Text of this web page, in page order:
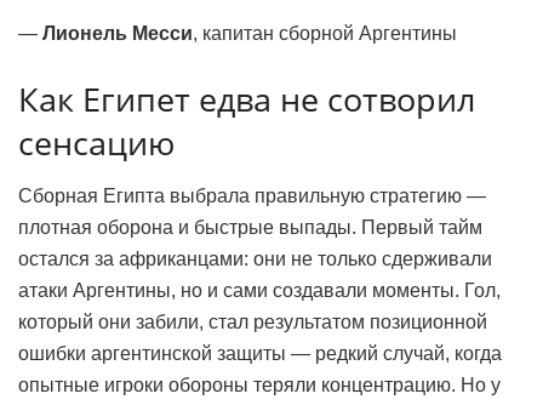
— Лионель Месси, капитан сборной Аргентины
Как Египет едва не сотворил
сенсацию
Сборная Египта выбрала правильную стратегию —
плотная оборона и быстрые выпады. Первый тайм
остался за африканцами: они не только сдерживали
атаки Аргентины, но и сами создавали моменты. Гол,
который они забили, стал результатом позиционной
ошибки аргентинской защиты — редкий случай, когда
опытные игроки обороны теряли концентрацию. Но у